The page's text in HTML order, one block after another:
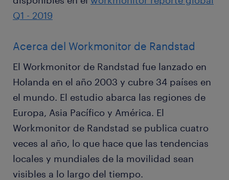
Q1 - 2019
Acerca del Workmonitor de Randstad
El Workmonitor de Randstad fue lanzado en
Holanda en el año 2003 y cubre 34 países en
el mundo. El estudio abarca las regiones de
Europa, Asia Pacífico y América. El
Workmonitor de Randstad se publica cuatro
veces al año, lo que hace que las tendencias
locales y mundiales de la movilidad sean
visibles a lo largo del tiempo.